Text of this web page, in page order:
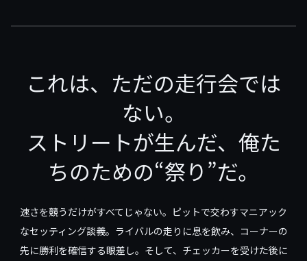
これは、ただの走行会では
ない。
ストリートが生んだ、俺た
ちのための“祭り”だ。
速さを競うだけがすべてじゃない。ピットで交わすマニアック
なセッティング談義。ライバルの走りに息を飲み、コーナーの
先に勝利を確信する眼差し。そして、チェッカーを受けた後に